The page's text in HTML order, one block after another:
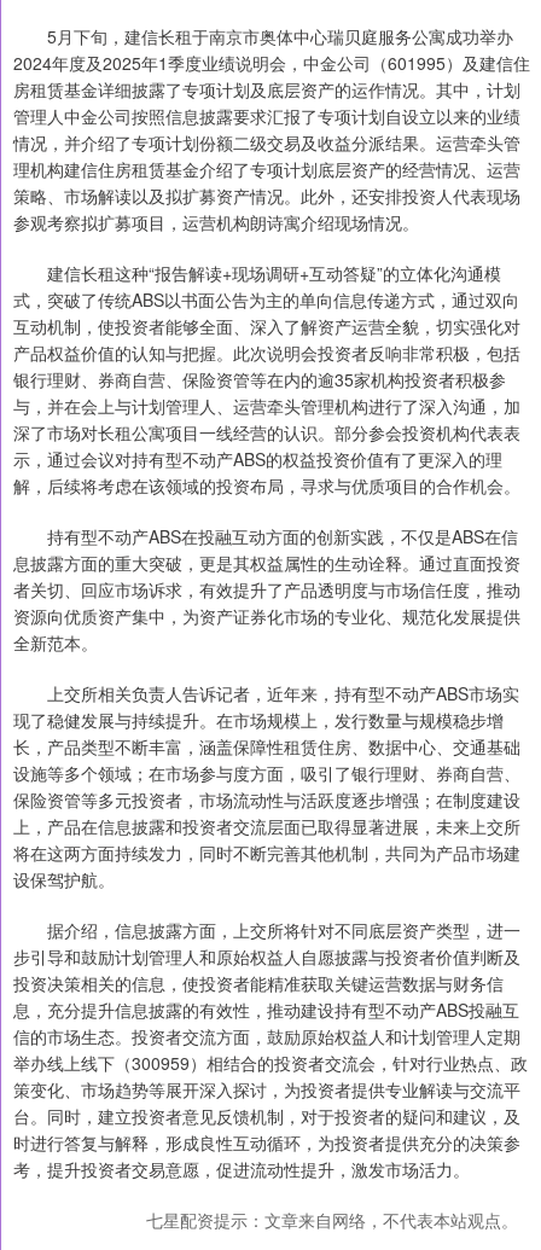
5月下旬，建信长租于南京市奥体中心瑞贝庭服务公寓成功举办
2024年度及2025年1季度业绩说明会，中金公司（601995）及建信住
房租赁基金详细披露了专项计划及底层资产的运作情况。其中，计划
管理人中金公司按照信息披露要求汇报了专项计划自设立以来的业绩
情况，并介绍了专项计划份额二级交易及收益分派结果。运营牵头管
理机构建信住房租赁基金介绍了专项计划底层资产的经营情况、运营
策略、市场解读以及拟扩募资产情况。此外，还安排投资人代表现场
参观考察拟扩募项目，运营机构朗诗寓介绍现场情况。
建信长租这种“报告解读+现场调研+互动答疑”的立体化沟通模
式，突破了传统ABS以书面公告为主的单向信息传递方式，通过双向
互动机制，使投资者能够全面、深入了解资产运营全貌，切实强化对
产品权益价值的认知与把握。此次说明会投资者反响非常积极，包括
银行理财、券商自营、保险资管等在内的逾35家机构投资者积极参
与，并在会上与计划管理人、运营牵头管理机构进行了深入沟通，加
深了市场对长租公寓项目一线经营的认识。部分参会投资机构代表表
示，通过会议对持有型不动产ABS的权益投资价值有了更深入的理
解，后续将考虑在该领域的投资布局，寻求与优质项目的合作机会。
持有型不动产ABS在投融互动方面的创新实践，不仅是ABS在信
息披露方面的重大突破，更是其权益属性的生动诠释。通过直面投资
者关切、回应市场诉求，有效提升了产品透明度与市场信任度，推动
资源向优质资产集中，为资产证券化市场的专业化、规范化发展提供
全新范本。
上交所相关负责人告诉记者，近年来，持有型不动产ABS市场实
现了稳健发展与持续提升。在市场规模上，发行数量与规模稳步增
长，产品类型不断丰富，涵盖保障性租赁住房、数据中心、交通基础
设施等多个领域；在市场参与度方面，吸引了银行理财、券商自营、
保险资管等多元投资者，市场流动性与活跃度逐步增强；在制度建设
上，产品在信息披露和投资者交流层面已取得显著进展，未来上交所
将在这两方面持续发力，同时不断完善其他机制，共同为产品市场建
设保驾护航。
据介绍，信息披露方面，上交所将针对不同底层资产类型，进一
步引导和鼓励计划管理人和原始权益人自愿披露与投资者价值判断及
投资决策相关的信息，使投资者能精准获取关键运营数据与财务信
息，充分提升信息披露的有效性，推动建设持有型不动产ABS投融互
信的市场生态。投资者交流方面，鼓励原始权益人和计划管理人定期
举办线上线下（300959）相结合的投资者交流会，针对行业热点、政
策变化、市场趋势等展开深入探讨，为投资者提供专业解读与交流平
台。同时，建立投资者意见反馈机制，对于投资者的疑问和建议，及
时进行答复与解释，形成良性互动循环，为投资者提供充分的决策参
考，提升投资者交易意愿，促进流动性提升，激发市场活力。
七星配资提示：文章来自网络，不代表本站观点。